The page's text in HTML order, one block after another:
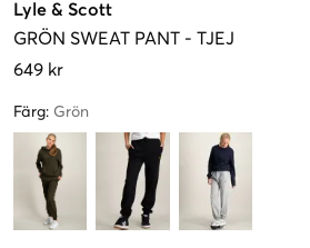
Lyle & Scott
GRÖN SWEAT PANT - TJEJ
649 kr
Färg: Grön